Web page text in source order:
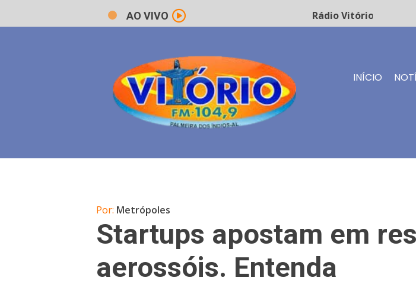
AO VIVO Rádio Vitório FM -
INÍCIO
Por: Metrópoles
Startups apostam em
aerossóis. Entenda